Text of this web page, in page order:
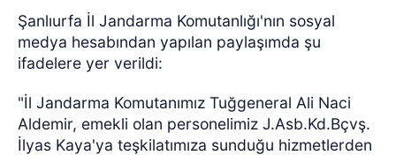
Şanlıurfa İl Jandarma Komutanlığı'nın sosyal
medya hesabından yapılan paylaşımda şu
ifadelere yer verildi:
"İl Jandarma Komutanımız Tuğgeneral Ali Naci
Aldemir, emekli olan personelimiz J.Asb.Kd.Bçvş.
İlyas Kaya'ya teşkilatımıza sunduğu hizmetlerden